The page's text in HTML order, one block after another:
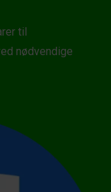
til
nødvendige